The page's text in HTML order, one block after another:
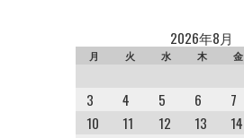
2026年8月
月 火 水 木 金
3
4 5 6 7
10
11 12 13 14